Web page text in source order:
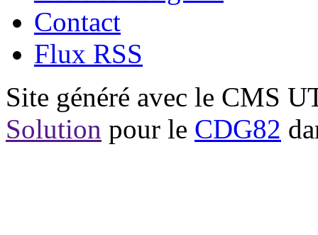
Contact
Flux RSS
Site généré avec le CMS
Solution pour le CDG82